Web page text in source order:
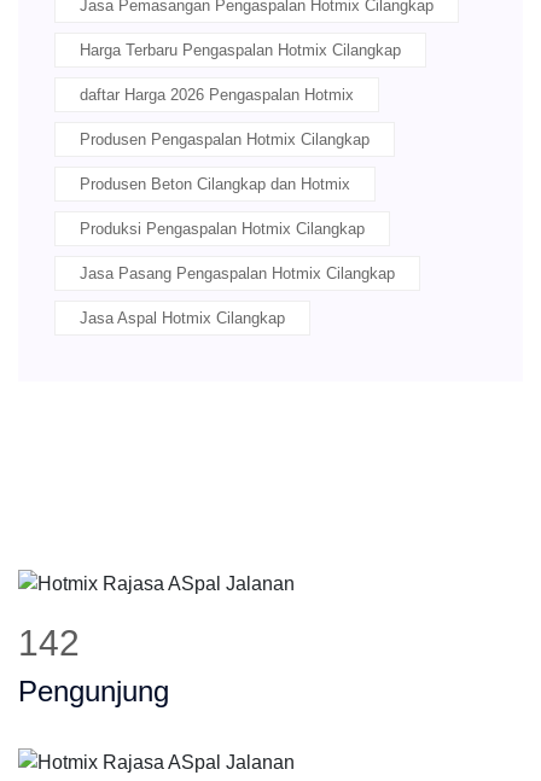
Jasa Pemasangan Pengaspalan Hotmix Cilangkap
Harga Terbaru Pengaspalan Hotmix Cilangkap
daftar Harga 2026 Pengaspalan Hotmix
Produsen Pengaspalan Hotmix Cilangkap
Produsen Beton Cilangkap dan Hotmix
Produksi Pengaspalan Hotmix Cilangkap
Jasa Pasang Pengaspalan Hotmix Cilangkap
Jasa Aspal Hotmix Cilangkap
171
Pengunjung